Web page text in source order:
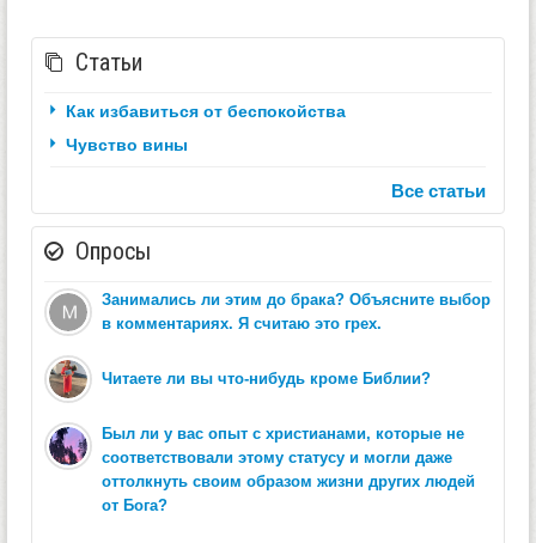
Статьи
Как избавиться от беспокойства
Чувство вины
Все статьи
Опросы
Занимались ли этим до брака? Объясните выбор
в комментариях. Я считаю это грех.
Читаете ли вы что-нибудь кроме Библии?
Был ли у вас опыт с христианами, которые не
соответствовали этому статусу и могли даже
оттолкнуть своим образом жизни других людей
от Бога?